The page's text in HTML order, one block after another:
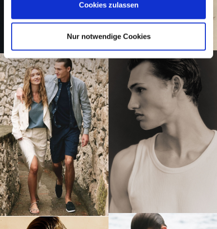
Cookies zulassen
Nur notwendige Cookies